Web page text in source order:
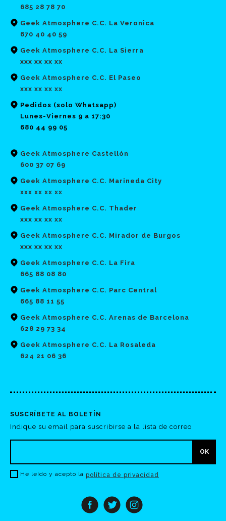
685 28 78 70
Geek Atmosphere C.C. La Veronica
670 40 40 59
Geek Atmosphere C.C. La Sierra
xxx xx xx xx
Geek Atmosphere C.C. El Paseo
xxx xx xx xx
Pedidos (solo Whatsapp)
Lunes-Viernes 9 a 17:30
680 44 99 05
Geek Atmosphere Castellón
600 37 07 69
Geek Atmosphere C.C. Marineda City
xxx xx xx xx
Geek Atmosphere C.C. Thader
xxx xx xx xx
Geek Atmosphere C.C. Mirador de Burgos
xxx xx xx xx
Geek Atmosphere C.C. La Fira
665 88 08 80
Geek Atmosphere C.C. Parc Central
665 88 11 55
Geek Atmosphere C.C. Arenas de Barcelona
628 29 73 34
Geek Atmosphere C.C. La Rosaleda
624 21 06 36
SUSCRÍBETE AL BOLETÍN
Indique su email para suscribirse a la lista de correo
He leído y acepto la política de privacidad